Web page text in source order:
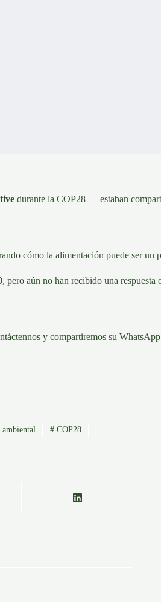
durante la COP28 — estaban
cómo la alimentación puede ser un
, pero aún no han recibido una
y compartiremos su
# COP28